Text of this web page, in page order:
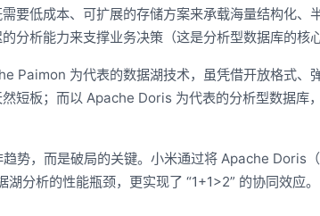
要低成本、可扩展的存储方案来承载海量结构化、
分析能力来支撑业务决策（这是分析型数据库的核心
Paimon 为代表的数据湖技术，虽凭借开放格式、
短板；而以 Apache Doris 为代表的分析型数据库
势，而是破局的关键。小米通过将 Apache Doris
分析的性能瓶颈，更实现了 “1+1>2” 的协同效应。